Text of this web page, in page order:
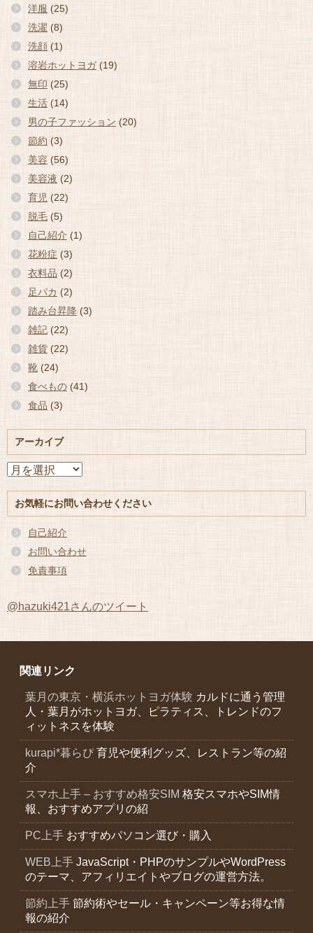
洋服 (25)
洗濯 (8)
洗顔 (1)
溶岩ホットヨガ(19)
無印 (25)
生活 (14)
男の子ファッション (20)
節約 (3)
美容 (56)
美容液 (2)
育児 (22)
脱毛 (5)
自己紹介 (1)
花粉症 (3)
衣料品 (2)
足パカ (2)
踏み台昇降 (3)
雑記 (22)
雑貨 (22)
靴 (24)
食べもの (41)
食品 (3)
アーカイブ
ア
イ
ブ
お気軽にお問い合わせください
自己紹介
お問い合わせ
免責事項
@hazuki421さんのツイート
関連リンク
葉月の東京・横浜ホットヨガ体験 カルドに通う管理
人・葉月がホットヨガ、ピラティス、トレンドのフ
ィットネスを体験
kurapi*暮らぴ育児や便利グッズ、レストラン等の紹
介
スマホ上手 – おすすめ格安SIM 格安スマホやSIM情
報、おすすめアプリの紹
PC上手 おすすめパソコン選び・購入
WEB上手 JavaScript・PHPのサンプルやWordPress
のテーマ、アフィリエイトやブログの運営方法。
節約上手 節約術やセール・キャンペーン等お得な情
報の紹介